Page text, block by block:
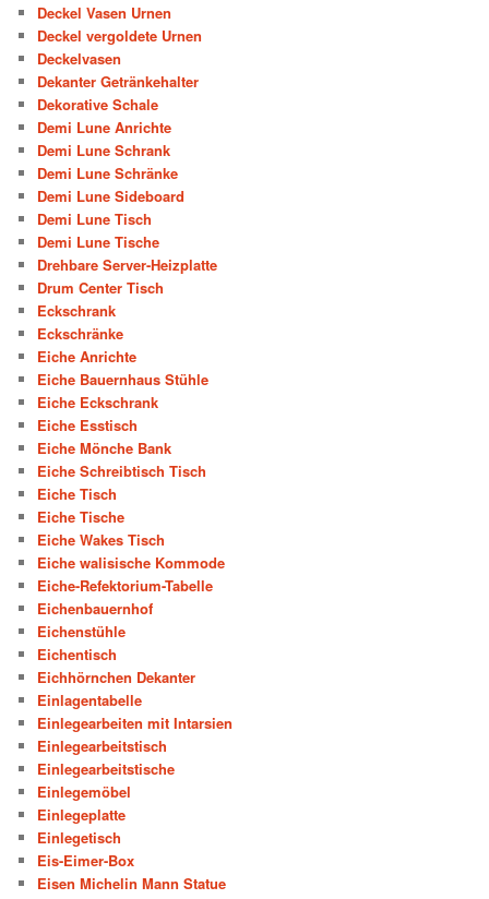
Deckel Vasen Urnen
Deckel vergoldete Urnen
Deckelvasen
Dekanter Getränkehalter
Dekorative Schale
Demi Lune Anrichte
Demi Lune Schrank
Demi Lune Schränke
Demi Lune Sideboard
Demi Lune Tisch
Demi Lune Tische
Drehbare Server-Heizplatte
Drum Center Tisch
Eckschrank
Eckschränke
Eiche Anrichte
Eiche Bauernhaus Stühle
Eiche Eckschrank
Eiche Esstisch
Eiche Mönche Bank
Eiche Schreibtisch Tisch
Eiche Tisch
Eiche Tische
Eiche Wakes Tisch
Eiche walisische Kommode
Eiche-Refektorium-Tabelle
Eichenbauernhof
Eichenstühle
Eichentisch
Eichhörnchen Dekanter
Einlagentabelle
Einlegearbeiten mit Intarsien
Einlegearbeitstisch
Einlegearbeitstische
Einlegemöbel
Einlegeplatte
Einlegetisch
Eis-Eimer-Box
Eisen Michelin Mann Statue